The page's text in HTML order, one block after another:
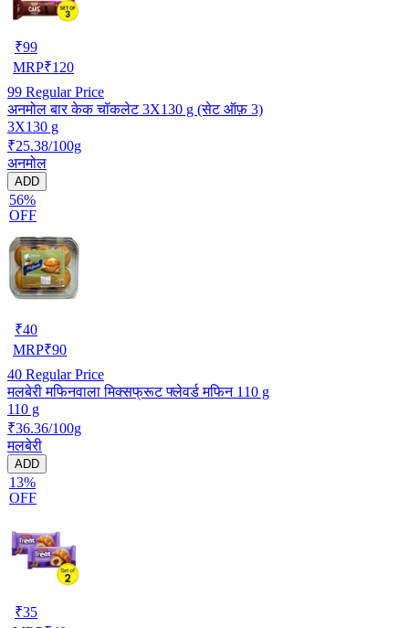
₹99
MRP₹120
99 Regular Price
अनमोल बार केक चॉकलेट 3X130 g (सेट ऑफ़ 3)
3X130 g
₹25.38/100g
अनमोल
ADD
56%
OFF
₹40
MRP₹90
40 Regular Price
मलबेरी मफिनवाला मिक्सफ्रूट फ्लेवर्ड मफिन 110 g
110 g
₹36.36/100g
मलबेरी
ADD
13%
OFF
₹35